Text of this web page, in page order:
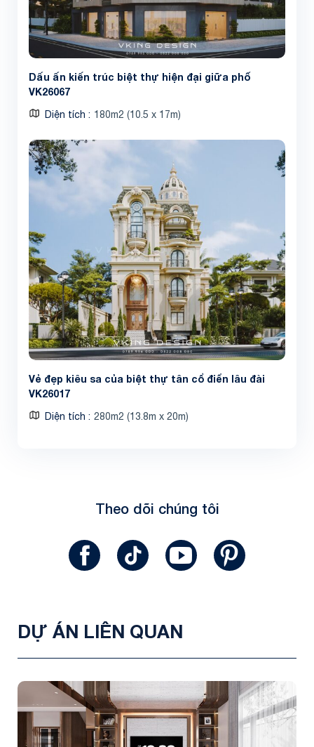
Dấu ấn kiến trúc biệt thự hiện đại giữa phố
VK26067
Diện tích 180m2 (10.5 x 17m)
Vẻ đẹp kiêu sa của biệt thự tân cổ điển lâu đài
VK26017
Diện tích 280m2 (13.8m x 20m)
Theo dõi chúng tôi
DỰ ÁN LIÊN QUAN